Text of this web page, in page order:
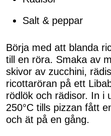
Salt & peppar
Börja med att blanda
till en röra. Smaka av
skivor av zucchini,
ricottaröran på ett
rödlök och rädisor. In i
250°C tills pizzan fått
och ät på en gång.